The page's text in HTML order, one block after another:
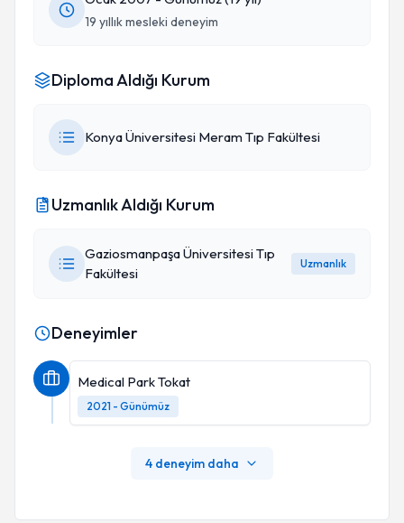
19 yıllık mesleki deneyim
Diploma Aldığı Kurum
Konya Üniversitesi Meram Tıp Fakültesi
Uzmanlık Aldığı Kurum
Gaziosmanpaşa Üniversitesi Tıp
Fakültesi
Uzmanlık
Deneyimler
Medical Park Tokat
2021 - Günümüz
4 deneyim daha